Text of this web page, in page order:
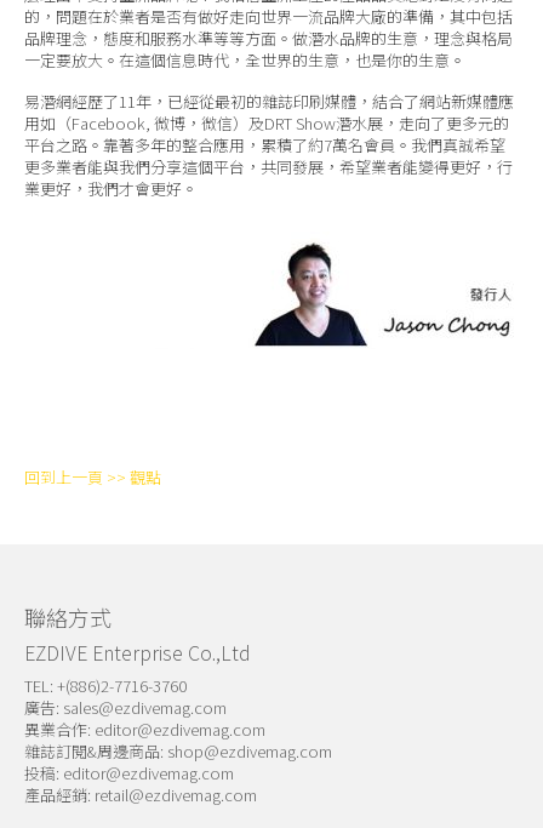
的，問題在於業者是否有做好走向世界一流品牌大廠的準備，其中包括
品牌理念，態度和服務水準等等方面。做潛水品牌的生意，理念與格局
一定要放大。在這個信息時代，全世界的生意，也是你的生意。
易潛網經歷了11年，已經從最初的雜誌印刷媒體，結合了網站新媒體應
用如（Facebook, 微博，微信）及DRT Show潛水展，走向了更多元的
平台之路。靠著多年的整合應用，累積了約7萬名會員。我們真誠希望
更多業者能與我們分享這個平台，共同發展，希望業者能變得更好，行
業更好，我們才會更好。
回到上一頁 >> 觀點
聯絡方式
EZDIVE Enterprise Co.,Ltd
TEL: +(886)2-7716-3760
廣告: sales@ezdivemag.com
異業合作: editor@ezdivemag.com
雜誌訂閱&周邊商品: shop@ezdivemag.com
投稿: editor@ezdivemag.com
產品經銷: retail@ezdivemag.com